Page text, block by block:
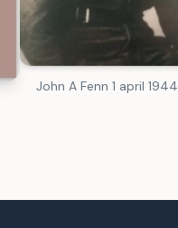
John A Fenn 1 april 1944